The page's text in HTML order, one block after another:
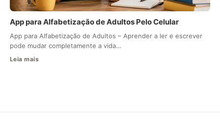
App para Alfabetização de Adultos Pelo Celular
App para Alfabetização de Adultos – Aprender a ler e escrever
pode mudar completamente a vida…
Leia mais